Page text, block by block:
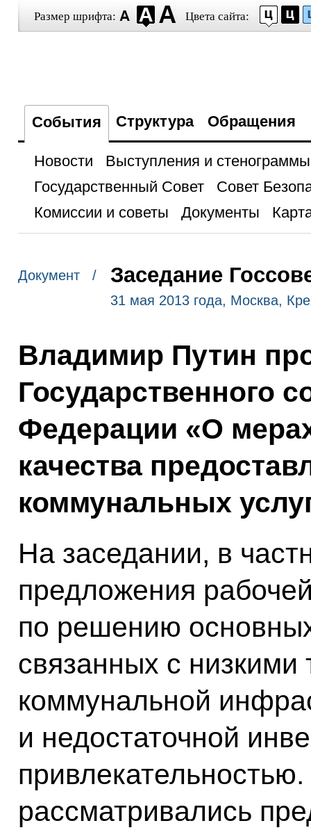
Размер шрифта: Цвета сайта:
События Структура Обращения
Новости
Выступления и стенограммы
Государственный Совет
Совет
Комиссии и советы
Документы
Документ / Заседание
31 мая 2013 года, Москва,
Владимир Путин
Государственного
Федерации «О
качества
коммунальных
На заседании, в
предложения
по решению
связанных с
коммунальной
и недостаточной
рассматривались